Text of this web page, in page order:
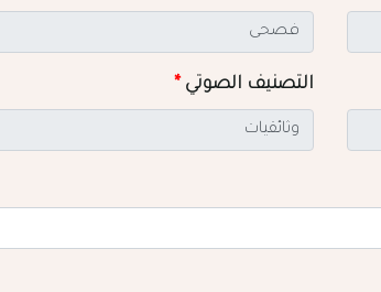
التصنيف الصوتي*